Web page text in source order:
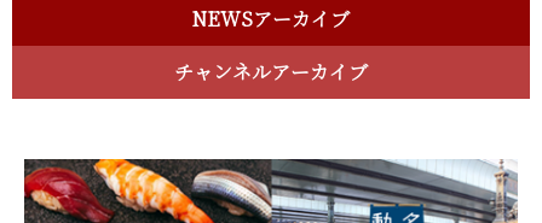
NEWSアーカイブ
チャンネルアーカイブ